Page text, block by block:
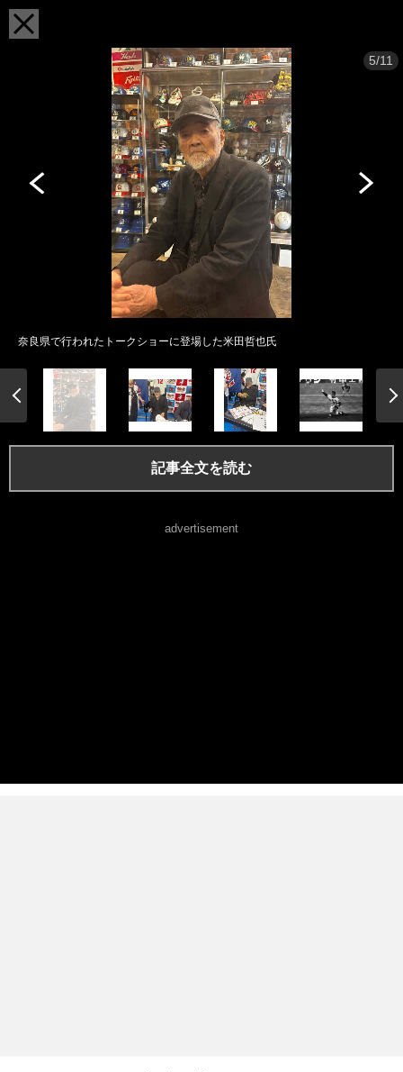
5/11
奈良県で行われたトークショーに登場した米田哲也氏
記事全文を読む
advertisement